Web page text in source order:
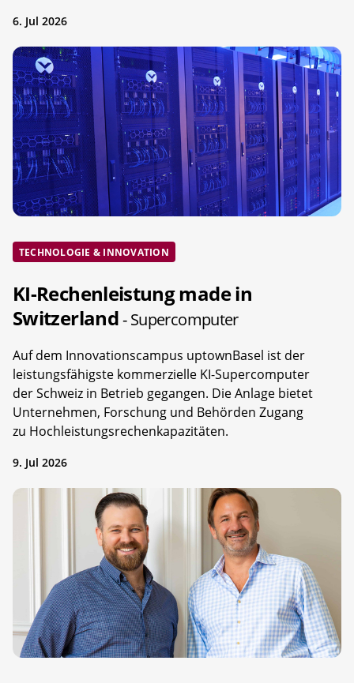
6. Jul 2026
TECHNOLOGIE & INNOVATION
KI-Rechenleistung made in
Switzerland- Supercomputer
Auf dem Innovationscampus uptownBasel ist der
leistungsfähigste kommerzielle KI-Supercomputer
der Schweiz in Betrieb gegangen. Die Anlage bietet
Unternehmen, Forschung und Behörden Zugang
zu Hochleistungsrechenkapazitäten.
9. Jul 2026